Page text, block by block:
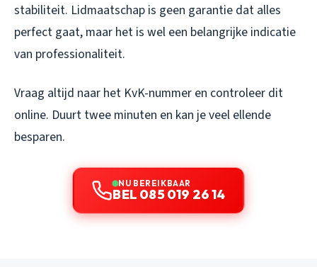
stabiliteit. Lidmaatschap is geen garantie dat alles
perfect gaat, maar het is wel een belangrijke indicatie
van professionaliteit.
Vraag altijd naar het KvK-nummer en controleer dit
online. Duurt twee minuten en kan je veel ellende
besparen.
NU BEREIKBAAR
BEL 085 019 26 14